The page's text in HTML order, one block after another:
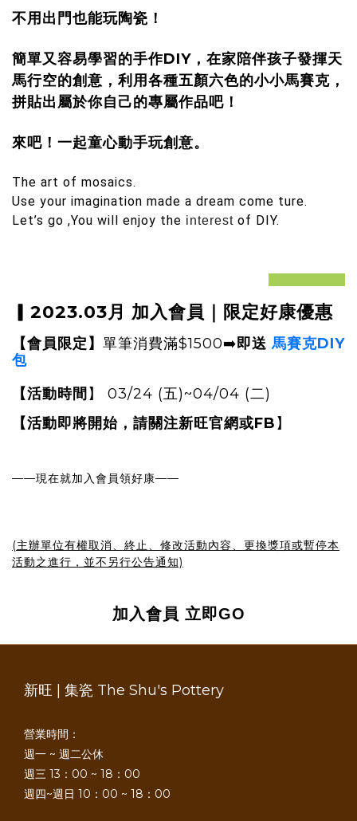
不用出門也能玩陶瓷！
簡單又容易學習的手作DIY ，在家陪伴孩子發揮天
馬行空的創意，利用各種五顏六色的小小馬賽克 ，
拼貼出屬於你自己的專屬作品吧！
來吧 ！一起童心動手玩創意。
The art of mosaics.
Use your imagination made a dream come ture.
Let’s go ,You will enjoy the interest of DIY.
2023.03月 加入會員 ｜限定好康優惠
【會員限定 】 單筆消費滿$1500➡️即送 馬賽克DIY
包
【活動時間 】 03/24 (五)~04/04 (二)
【活動即將開始，請關注新旺官網或FB 】
——現在就加入會員領好康——
(主辦單位有權取消、終止、修改活動內容、更換獎項或暫停本
活動之進行，並不另行公告通知)
加入會員 立即GO
新旺 | 集瓷 The Shu's Pottery
營業時間：
週一 ~ 週二公休
週三 13：00 ~ 18：00
週四~週日 10：00 ~ 18：00